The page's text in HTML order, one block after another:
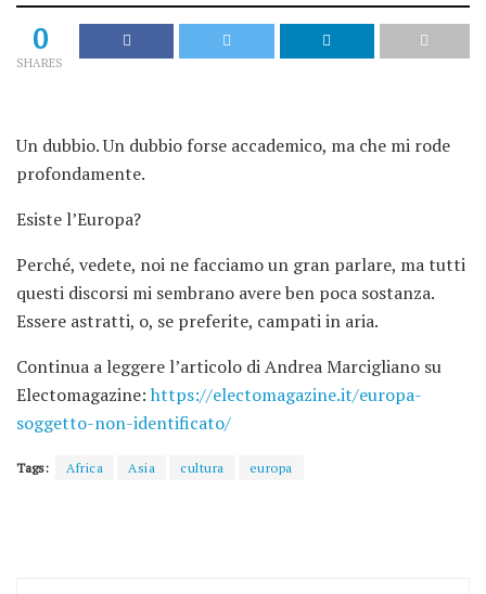
0
SHARES
Un dubbio. Un dubbio forse accademico, ma che mi rode
profondamente.
Esiste l’Europa?
Perché, vedete, noi ne facciamo un gran parlare, ma tutti
questi discorsi mi sembrano avere ben poca sostanza.
Essere astratti, o, se preferite, campati in aria.
Continua a leggere l’articolo di Andrea Marcigliano su
Electomagazine: https://electomagazine.it/europa-
soggetto-non-identificato/
Tags: Africa Asia cultura europa